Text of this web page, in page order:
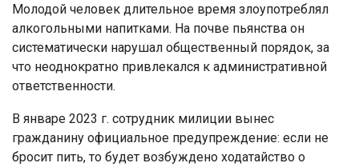
Молодой человек длительное время злоупотреблял
алкогольными напитками. На почве пьянства он
систематически нарушал общественный порядок, за
что неоднократно привлекался к административной
ответственности.
В январе 2023 г. сотрудник милиции вынес
гражданину официальное предупреждение: если не
бросит пить, то будет возбуждено ходатайство о